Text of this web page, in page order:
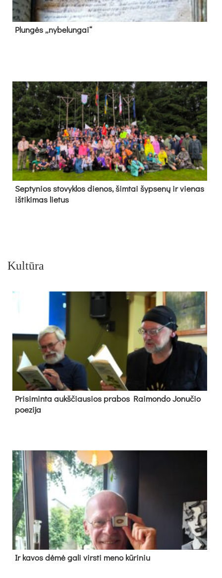
Plun­gės „ny­be­lun­gai“
Sep­ty­nios sto­vyk­los die­nos, šim­tai šyp­se­nų ir vie­nas
iš­ti­ki­mas lie­tus
Kultūra
Pri­si­min­ta aukš­čiau­sios pra­bos Rai­mon­do Jo­nu­čio
poe­zi­ja
Ir ka­vos dė­mė ga­li virs­ti me­no kū­ri­niu